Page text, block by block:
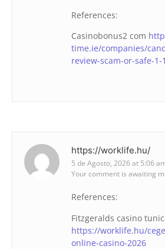
References:
Casinobonus2 com
time.ie/companies/
review-scam-or-safe-
https://worklife.hu/
5 de Agosto, 2026 at 5:06
Your comment is awaiting
References:
Fitzgeralds casino
https://worklife.hu/
online-casino-2026